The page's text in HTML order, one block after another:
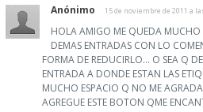
Anónimo 15 de noviembre de 2011 a
HOLA AMIGO ME QUEDA MUCHO
DEMAS ENTRADAS CON LO
FORMA DE REDUCIRLO... O SEA Q
ENTRADA A DONDE ESTAN LAS
MUCHO ESPACIO Q NO ME
AGREGUE ESTE BOTON QME